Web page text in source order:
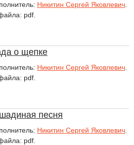
Никитин Сергей Яковлевич
pdf.
о щепке
Никитин Сергей Яковлевич
pdf.
песня
Никитин Сергей Яковлевич
pdf.